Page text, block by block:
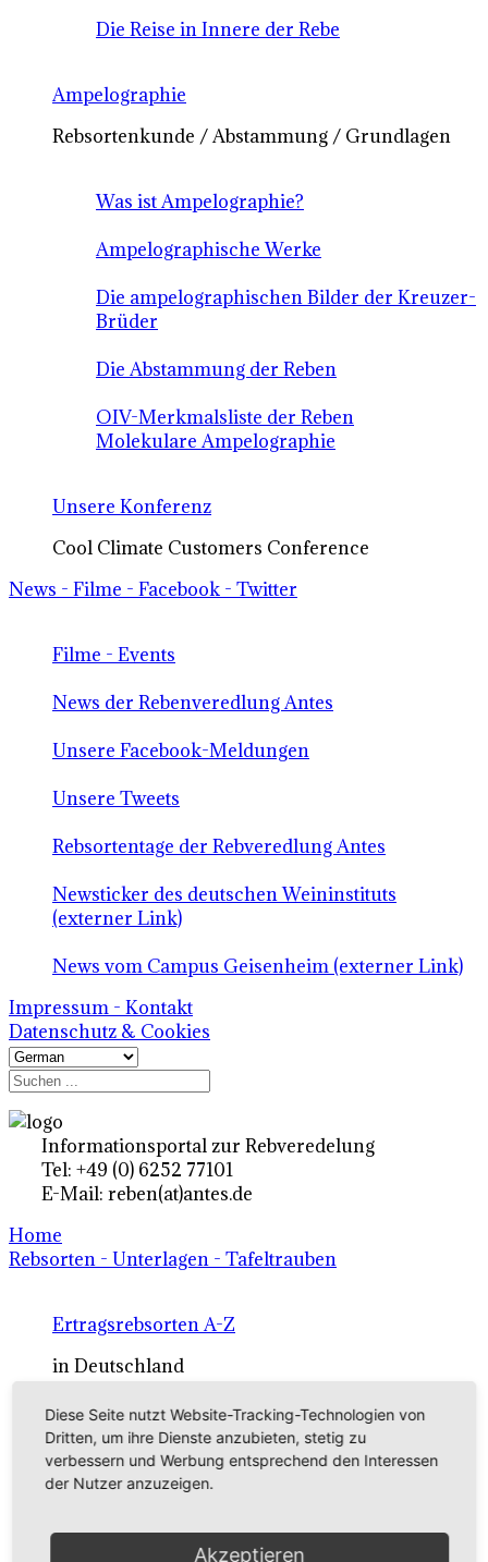
Die Reise in Innere der Rebe
Ampelographie
Rebsortenkunde / Abstammung / Grundlagen
Was ist Ampelographie?
Ampelographische Werke
Die ampelographischen Bilder der Kreuzer-
Brüder
Die Abstammung der Reben
OIV-Merkmalsliste der Reben
Molekulare Ampelographie
Unsere Konferenz
Cool Climate Customers Conference
News - Filme - Facebook - Twitter
Filme - Events
News der Rebenveredlung Antes
Unsere Facebook-Meldungen
Unsere Tweets
Rebsortentage der Rebveredlung Antes
Newsticker des deutschen Weininstituts
(externer Link)
News vom Campus Geisenheim (externer Link)
Impressum - Kontakt
Datenschutz & Cookies
Informationsportal zur Rebveredelung
Tel: +49 (0) 6252 77101
E-Mail: reben(at)antes.de
Home
Rebsorten - Unterlagen - Tafeltrauben
Ertragsrebsorten A-Z
in Deutschland
Rebsorten international
externe Links
Tafeltraubensorten
Diese Seite nutzt Website-Tracking-Technologien von
Dritten, um ihre Dienste anzubieten, stetig zu
verbessern und Werbung entsprechend den Interessen
der Nutzer anzuzeigen.
Akzeptieren